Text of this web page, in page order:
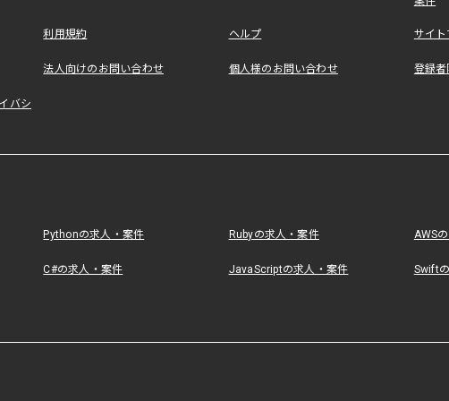
利用規約 ヘルプ サイ
法人向けのお問い合わせ 個人様のお問い合わせ 登録者
バシ
Pythonの求人・案件 Rubyの求人・案件 AWS
C#の求人・案件 JavaScriptの求人・案件 Swift